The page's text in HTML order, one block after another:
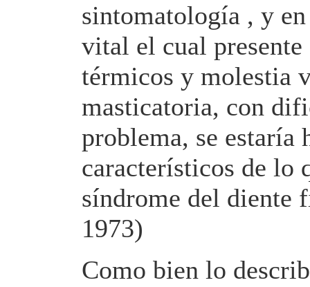
sintomatología , y
vital el cual
térmicos y molestia
masticatoria, con
problema, se estaría
característicos de lo
síndrome del diente
1973)
Como bien lo